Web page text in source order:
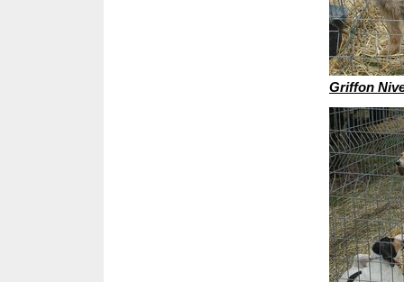
Griffon